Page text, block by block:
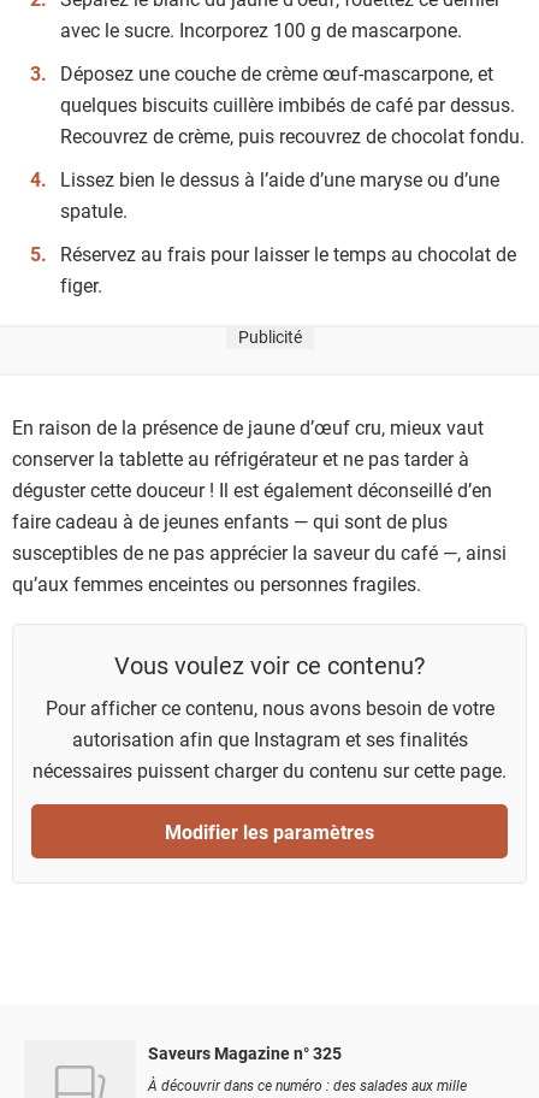
avec le sucre. Incorporez 100 g de mascarpone.
Déposez une couche de crème œuf-mascarpone, et
quelques biscuits cuillère imbibés de café par dessus.
Recouvrez de crème, puis recouvrez de chocolat fondu.
Lissez bien le dessus à l’aide d’une maryse ou d’une
spatule.
Réservez au frais pour laisser le temps au chocolat de
figer.
Publicité
En raison de la présence de jaune d’œuf cru, mieux vaut
conserver la tablette au réfrigérateur et ne pas tarder à
déguster cette douceur ! Il est également déconseillé d’en
faire cadeau à de jeunes enfants — qui sont de plus
susceptibles de ne pas apprécier la saveur du café —, ainsi
qu’aux femmes enceintes ou personnes fragiles.
Vous voulez voir ce contenu?
Pour afficher ce contenu, nous avons besoin de votre
autorisation afin que Instagram et ses finalités
nécessaires puissent charger du contenu sur cette page.
Modifier les paramètres
Saveurs Magazine n° 325
À découvrir dans ce numéro : des salades aux mille